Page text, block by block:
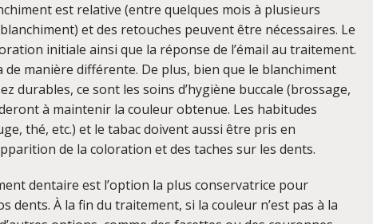
est relative (entre quelques mois à plusieurs
et des retouches peuvent être nécessaires. Le
initiale ainsi que la réponse de l’émail au traitement.
manière différente. De plus, bien que le blanchiment
durables, ce sont les soins d’hygiène buccale (brossage,
à maintenir la couleur obtenue. Les habitudes
thé, etc.) et le tabac doivent aussi être pris en
de la coloration et des taches sur les dents.
dentaire est l’option la plus conservatrice pour
dents. À la fin du traitement, si la couleur n’est pas à la